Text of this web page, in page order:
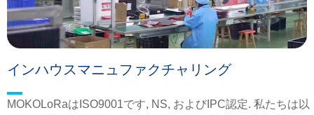
インハウスマニュファクチャリング
MOKOLoRaはISO9001です, NS, およびIPC認定. 私たちは以